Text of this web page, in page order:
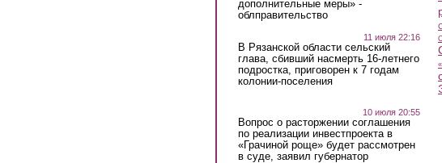
дополнительные меры» -
облправительство
11 июля 22:16
В Рязанской области сельский
глава, сбивший насмерть 16-летнего
подростка, приговорен к 7 годам
колонии-поселения
10 июля 20:55
Вопрос о расторжении соглашения
по реализации инвестпроекта в
«Грачиной роще» будет рассмотрен
в суде, заявил губернатор